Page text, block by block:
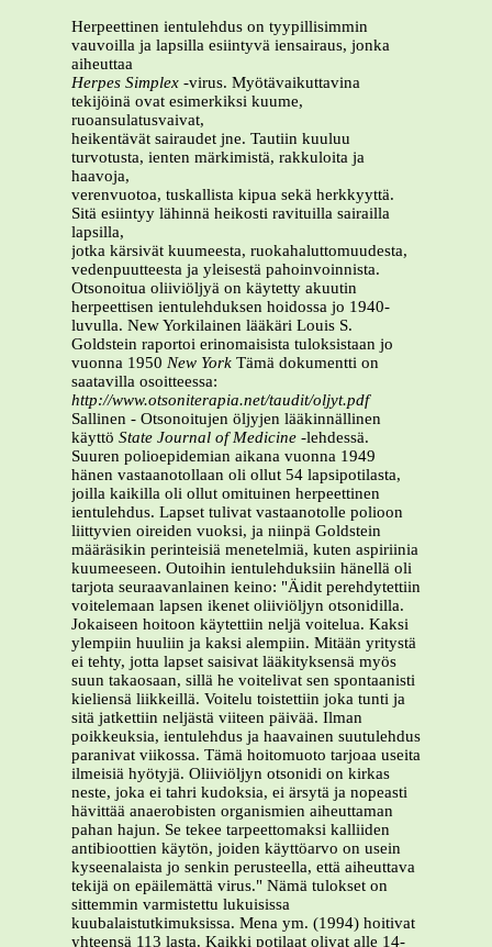
Herpeettinen ientulehdus on tyypillisimmin
vauvoilla ja lapsilla esiintyvä iensairaus, jonka
aiheuttaa
Herpes Simplex -virus. Myötävaikuttavina
tekijöinä ovat esimerkiksi kuume,
ruoansulatusvaivat,
heikentävät sairaudet jne. Tautiin kuuluu
turvotusta, ienten märkimistä, rakkuloita ja
haavoja,
verenvuotoa, tuskallista kipua sekä herkkyyttä.
Sitä esiintyy lähinnä heikosti ravituilla sairailla
lapsilla,
jotka kärsivät kuumeesta, ruokahaluttomuudesta,
vedenpuutteesta ja yleisestä pahoinvoinnista.
Otsonoitua oliiviöljyä on käytetty akuutin
herpeettisen ientulehduksen hoidossa jo 1940-
luvulla. New Yorkilainen lääkäri Louis S.
Goldstein raportoi erinomaisista tuloksistaan jo
vuonna 1950 New York Tämä dokumentti on
saatavilla osoitteessa:
http://www.otsoniterapia.net/taudit/oljyt.pdf
Sallinen - Otsonoitujen öljyjen lääkinnällinen
käyttö State Journal of Medicine -lehdessä.
Suuren polioepidemian aikana vuonna 1949
hänen vastaanotollaan oli ollut 54 lapsipotilasta,
joilla kaikilla oli ollut omituinen herpeettinen
ientulehdus. Lapset tulivat vastaanotolle polioon
liittyvien oireiden vuoksi, ja niinpä Goldstein
määräsikin perinteisiä menetelmiä, kuten aspiriinia
kuumeeseen. Outoihin ientulehduksiin hänellä oli
tarjota seuraavanlainen keino: "Äidit perehdytettiin
voitelemaan lapsen ikenet oliiviöljyn otsonidilla.
Jokaiseen hoitoon käytettiin neljä voitelua. Kaksi
ylempiin huuliin ja kaksi alempiin. Mitään yritystä
ei tehty, jotta lapset saisivat lääkityksensä myös
suun takaosaan, sillä he voitelivat sen spontaanisti
kieliensä liikkeillä. Voitelu toistettiin joka tunti ja
sitä jatkettiin neljästä viiteen päivää. Ilman
poikkeuksia, ientulehdus ja haavainen suutulehdus
paranivat viikossa. Tämä hoitomuoto tarjoaa useita
ilmeisiä hyötyjä. Oliiviöljyn otsonidi on kirkas
neste, joka ei tahri kudoksia, ei ärsytä ja nopeasti
hävittää anaerobisten organismien aiheuttaman
pahan hajun. Se tekee tarpeettomaksi kalliiden
antibioottien käytön, joiden käyttöarvo on usein
kyseenalaista jo senkin perusteella, että aiheuttava
tekijä on epäilemättä virus." Nämä tulokset on
sittemmin varmistettu lukuisissa
kuubalaistutkimuksissa. Mena ym. (1994) hoitivat
yhteensä 113 lasta. Kaikki potilaat olivat alle 14-